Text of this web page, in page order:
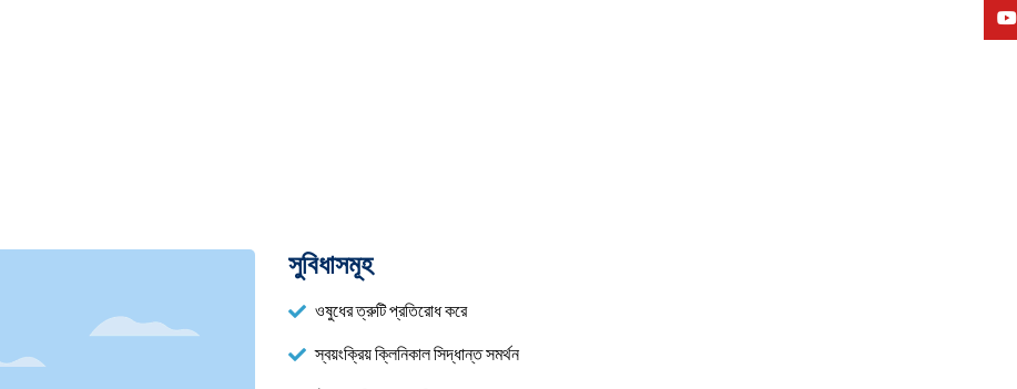
সুবিধাসমূহ
ওষুধের ত্রুটি প্রতিরোধ করে
স্বয়ংক্রিয় ক্লিনিকাল সিদ্ধান্ত সমর্থন